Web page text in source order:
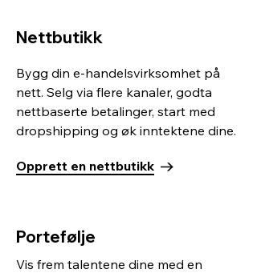
Nettbutikk
Bygg din e-handelsvirksomhet på
nett. Selg via flere kanaler, godta
nettbaserte betalinger, start med
dropshipping og øk inntektene dine.
Opprett en nettbutikk
Portefølje
Vis frem talentene dine med en